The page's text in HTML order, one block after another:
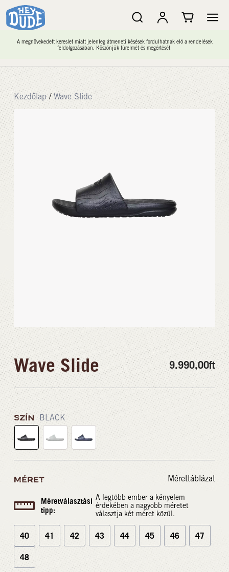
A megnövekedett kereslet miatt jelenleg átmeneti késések fordulhatnak elő a rendelések
feldolgozásában. Köszönjük türelmét és megértését.
Kezdőlap / Wave Slide
Wave Slide 9.990,00ft
SZÍN BLACK
MÉRET Mérettáblázat
Méretválasztási
tipp:
A legtöbb ember a kényelem
érdekében a nagyobb méretet
választja két méret közül.
40 41 42 43 44 45 46 47
48